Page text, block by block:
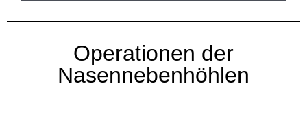
Operationen der
Nasennebenhöhlen